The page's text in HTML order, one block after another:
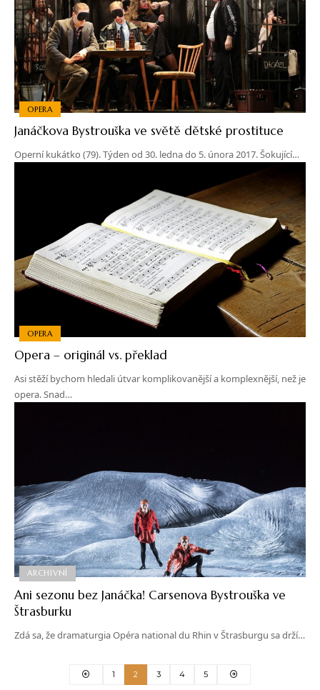
OPERA
Janáčkova Bystrouška ve světě dětské prostituce
Operní kukátko (79). Týden od 30. ledna do 5. února 2017. Šokující…
OPERA
Opera – originál vs. překlad
Asi stěží bychom hledali útvar komplikovanější a komplexnější, než je
opera. Snad…
ARCHIVNÍ
Ani sezonu bez Janáčka! Carsenova Bystrouška ve
Štrasburku
Zdá sa, že dramaturgia Opéra national du Rhin v Štrasburgu sa drží…
1 2 3 4 5